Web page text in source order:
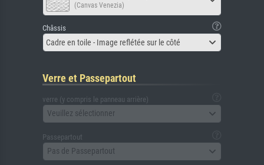
(Canvas Venezia)
Châssis
Cadre en toile - Image reflétée sur le côté
Verre et Passepartout
verre (y compris le panneau arrière)
Veuillez sélectionner
Passepartout
Pas de Passepartout